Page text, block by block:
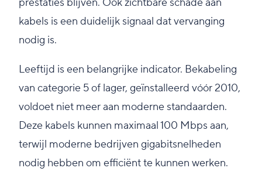
prestaties blijven. Ook zichtbare schade aan
kabels is een duidelijk signaal dat vervanging
nodig is.
Leeftijd is een belangrijke indicator. Bekabeling
van categorie 5 of lager, geïnstalleerd vóór 2010,
voldoet niet meer aan moderne standaarden.
Deze kabels kunnen maximaal 100 Mbps aan,
terwijl moderne bedrijven gigabitsnelheden
nodig hebben om efficiënt te kunnen werken.